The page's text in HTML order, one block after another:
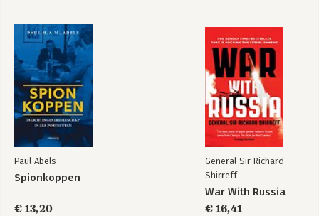
Paul Abels
Spionkoppen
€ 13,20
General Sir Richard
Shirreff
War With Russia
€ 16,41